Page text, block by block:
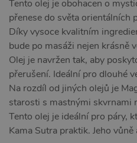
Tento olej je obohacen o
přenese do světa orientálních
Díky vysoce kvalitním
bude po masáži nejen krásně
Olej je navržen tak, aby
přerušení. Ideální pro dlouhé
Na rozdíl od jiných olejů je
starosti s mastnými skvrnami
Tento olej je ideální pro páry,
Kama Sutra praktik. Jeho